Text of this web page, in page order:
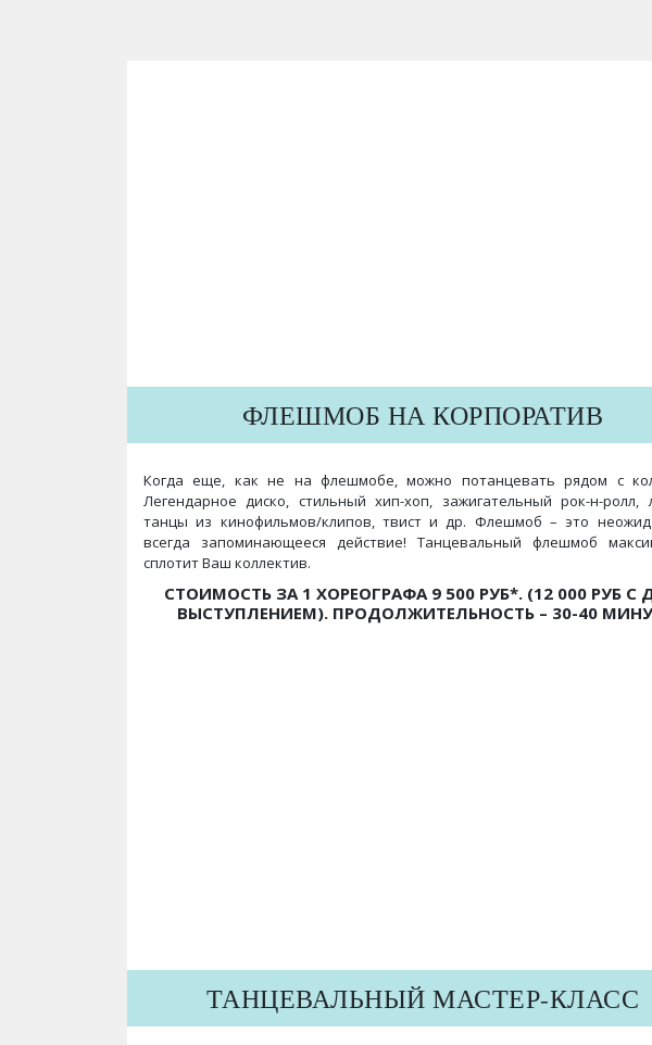
ФЛЕШМОБ НА КОРПОРАТИВ
Когда еще, как не на флешмобе, можно потанцевать рядом с
Легендарное диско, стильный хип-хоп, зажигательный рок-н-ролл,
танцы из кинофильмов/клипов, твист и др. Флешмоб – это
всегда запоминающееся действие! Танцевальный флешмоб
сплотит Ваш коллектив.
СТОИМОСТЬ ЗА 1 ХОРЕОГРАФА 9 500 РУБ*. (12 000 РУБ С
ВЫСТУПЛЕНИЕМ). ПРОДОЛЖИТЕЛЬНОСТЬ – 30-40
ТАНЦЕВАЛЬНЫЙ МАСТЕР-КЛАСС